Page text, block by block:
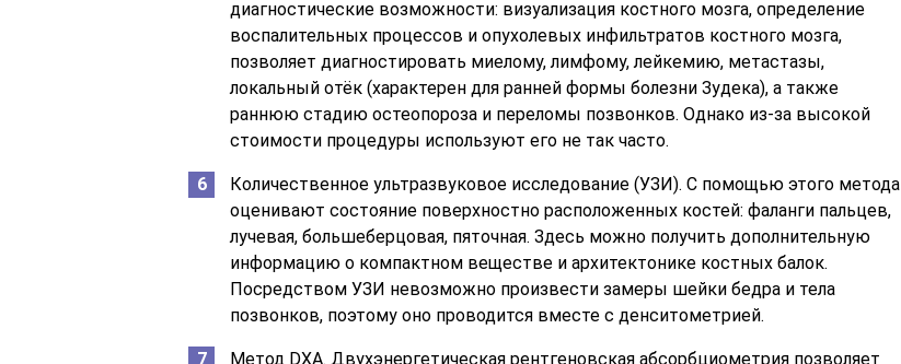
диагностические возможности: визуализация костного мозга, определение
воспалительных процессов и опухолевых инфильтратов костного мозга,
позволяет диагностировать миелому, лимфому, лейкемию, метастазы,
локальный отёк (характерен для ранней формы болезни Зудека), а также
раннюю стадию остеопороза и переломы позвонков. Однако из-за высокой
стоимости процедуры используют его не так часто.
Количественное ультразвуковое исследование (УЗИ). С помощью этого метода
оценивают состояние поверхностно расположенных костей: фаланги пальцев,
лучевая, большеберцовая, пяточная. Здесь можно получить дополнительную
информацию о компактном веществе и архитектонике костных балок.
Посредством УЗИ невозможно произвести замеры шейки бедра и тела
позвонков, поэтому оно проводится вместе с денситометрией.
Метод DXA. Двухэнергетическая рентгеновская абсорбциометрия позволяет